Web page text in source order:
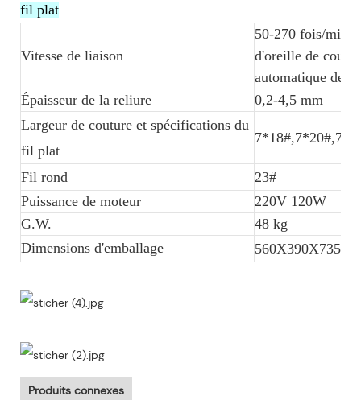
fil plat
Vitesse de liaison
50-270 fois/
d'oreille de
automatique de
Épaisseur de la reliure
0,2-4,5 mm
Largeur de couture et spécifications du
fil plat
Fil rond
23#
Puissance de moteur
220V 120W
G.W.
48 kg
Dimensions d'emballage
Produits connexes